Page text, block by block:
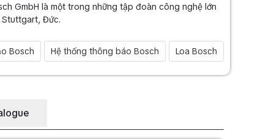
GmbH là một trong những tập đoàn công nghệ lớn
Stuttgart, Đức.
Bosch Hệ thống thông báo Bosch Loa Bosch